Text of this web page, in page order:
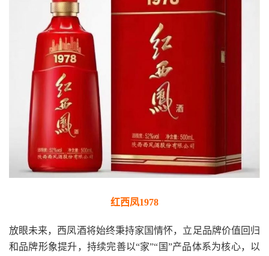
红西凤1978
放眼未来，西凤酒将始终秉持家国情怀，立足品牌价值回归
和品牌形象提升，持续完善以“家”“国”产品体系为核心，以